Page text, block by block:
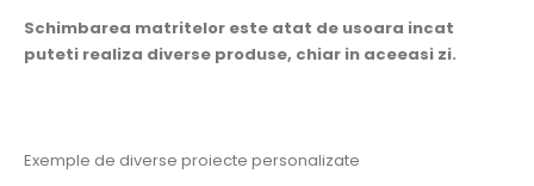
Schimbarea matritelor este atat de usoara incat
puteti realiza diverse produse, chiar in aceeasi zi.
Exemple de diverse proiecte personalizate